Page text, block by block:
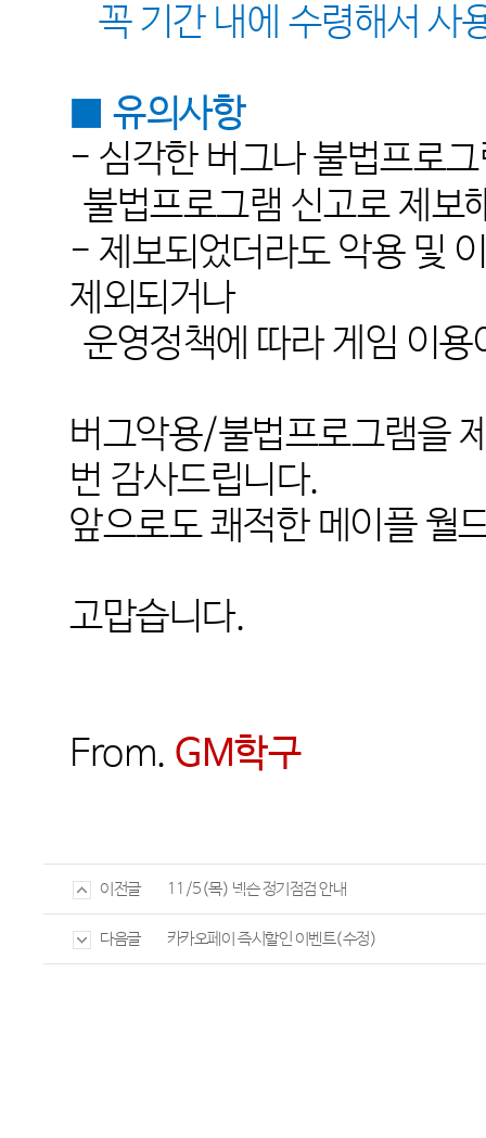
꼭 기간 내에 수령해서 사
유의사항
- 심각한 버그나 불법프로
불법프로그램 신고로 제보
- 제보되었더라도 악용 및
제외되거나
운영정책에 따라 게임 이
버그악용/불법프로그램을
번 감사드립니다.
앞으로도 쾌적한 메이플 월
고맙습니다.
From. GM학구
이전글 11/5(목) 넥슨 정기점검 안내
다음글 카카오페이 즉시할인 이벤트(수정)